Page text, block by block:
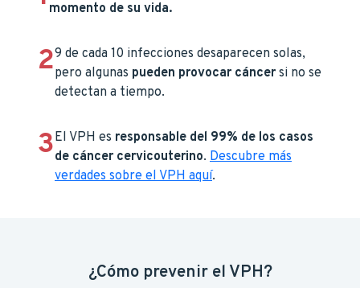
momento de su vida.
29 de cada 10 infecciones desaparecen solas,
pero algunas pueden provocar cáncer si no se
detectan a tiempo.
3El VPH es responsable del 99% de los casos
de cáncer cervicouterino. Descubre más
verdades sobre el VPH aquí.
¿Cómo prevenir el VPH?